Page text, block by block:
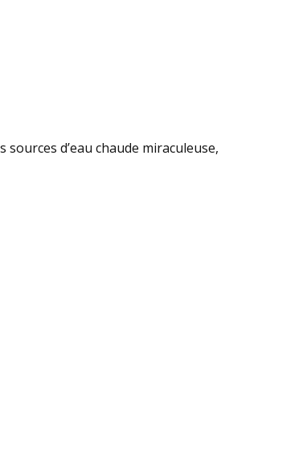
d’eau chaude miraculeuse,